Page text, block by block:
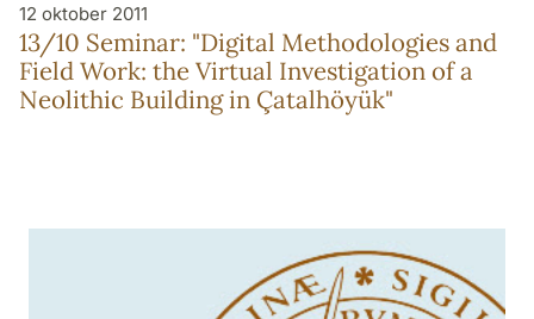
12 oktober 2011
13/10 Seminar: "Digital Methodologies and
Field Work: the Virtual Investigation of a
Neolithic Building in Çatalhöyük"